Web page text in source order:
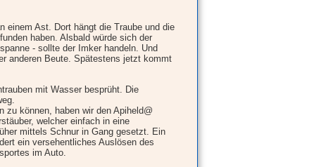
einem Ast. Dort hängt die Traube und die
haben. Alsbald würde sich der
- sollte der Imker handeln. Und
anderen Beute. Spätestens jetzt kommt
mit Wasser besprüht. Die
zu können, haben wir den Apiheld@
welcher einfach in eine
mittels Schnur in Gang gesetzt. Ein
ein versehentliches Auslösen des
im Auto.